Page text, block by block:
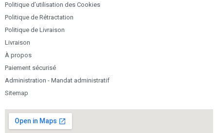
Politique d’utilisation des Cookies
Politique de Rétractation
Politique de Livraison
Livraison
À propos
Paiement sécurisé
Administration - Mandat administratif
Sitemap